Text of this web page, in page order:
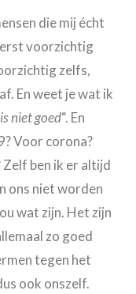
die mij écht
voorzichtig
zelfs,
En weet je wat ik
niet goed“. En
Voor corona?
Zelf ben ik er altijd
ons niet worden
wat zijn. Het zijn
zo goed
tegen het
ook onszelf.